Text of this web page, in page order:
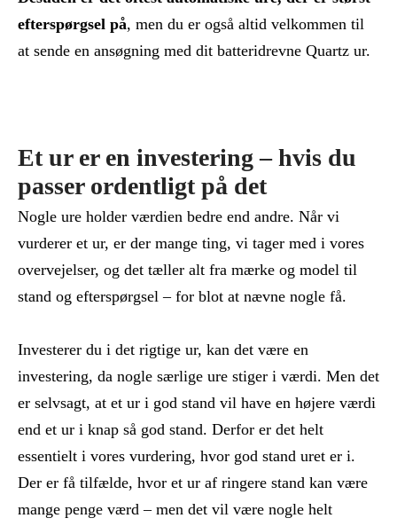
efterspørgsel på, men du er også altid velkommen til
at sende en ansøgning med dit batteridrevne Quartz ur.
Et ur er en investering – hvis du
passer ordentligt på det
Nogle ure holder værdien bedre end andre. Når vi
vurderer et ur, er der mange ting, vi tager med i vores
overvejelser, og det tæller alt fra mærke og model til
stand og efterspørgsel – for blot at nævne nogle få.
Investerer du i det rigtige ur, kan det være en
investering, da nogle særlige ure stiger i værdi. Men det
er selvsagt, at et ur i god stand vil have en højere værdi
end et ur i knap så god stand. Derfor er det helt
essentielt i vores vurdering, hvor god stand uret er i.
Der er få tilfælde, hvor et ur af ringere stand kan være
mange penge værd – men det vil være nogle helt